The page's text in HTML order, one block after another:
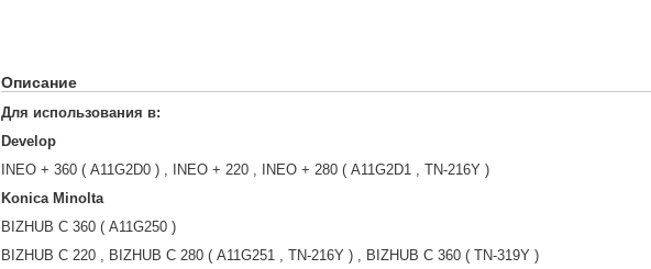
Описание
Для использования в:
Develop
INEO + 360 ( A11G2D0 ) , INEO + 220 , INEO + 280 ( A11G2D1 , TN-216Y )
Konica Minolta
BIZHUB C 360 ( A11G250 )
BIZHUB C 220 , BIZHUB C 280 ( A11G251 , TN-216Y ) , BIZHUB C 360 ( TN-319Y )